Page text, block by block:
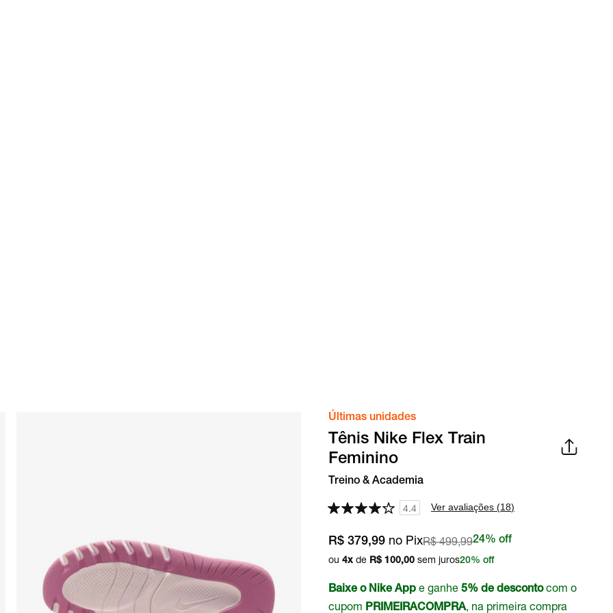
Últimas unidades
Tênis Nike Flex Train
Feminino
Treino & Academia
4.4 Ver avaliações (18)
R$ 379,99 no PixR$ 499,9924% off
ou 4x de R$ 100,00 sem juros20% off
Baixe o Nike App e ganhe 5% de descontocom o
cupom PRIMEIRACOMPRA, na primeira compra